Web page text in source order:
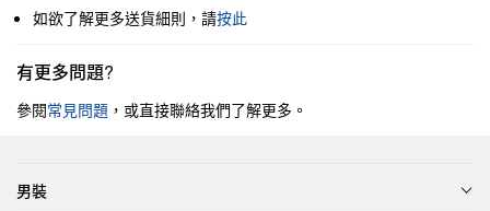
如欲了解更多送貨細則，請按此
有更多問題?
參閱常見問題 ，或直接聯絡我們了解更多。
男裝